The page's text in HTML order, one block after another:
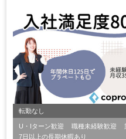
転勤なし
U・Iターン歓迎 職種未経験歓迎
7日以上の長期休暇あり